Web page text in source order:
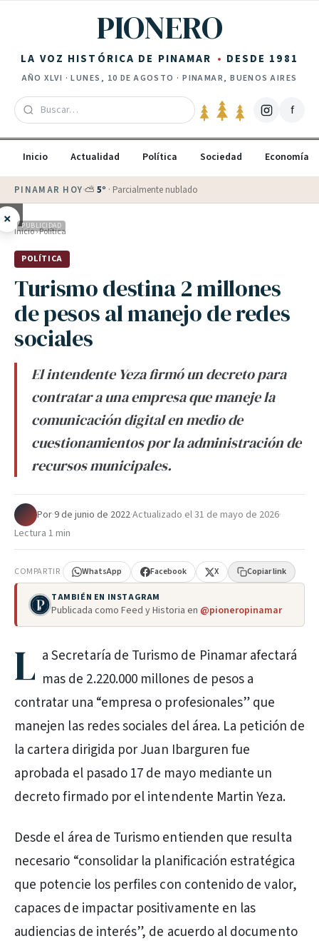
PIONERO
LA VOZ HISTÓRICA DE PINAMAR DESDE 1981
AÑOXLVI ·LUNES, 10 DE AGOSTO · PINAMAR, BUENOS AIRES
f
Inicio Actualidad Política Sociedad Economía
PINAMAR HOY·💵 Dólar blue$1525 · oficial $
× PUBLICIDAD
Inicio›Política
POLÍTICA
Turismo destina 2 millones
de pesos al manejo de redes
sociales
El intendente Yeza firmó un decreto para
contratar a una empresa que maneje la
comunicación digital en medio de
cuestionamientos por la administración de
recursos municipales.
Por·9 de junio de 2022·Actualizado el31 de mayo de 2026·
Lectura 1 min
COMPARTIR WhatsApp Facebook X Copiar link
TAMBIÉN EN INSTAGRAM
Publicada como Feed y Historia en @pioneropinamar
L a Secretaría de Turismo de Pinamar afectará
mas de 2.220.000 millones de pesos a
contratar una “empresa o profesionales” que
manejen las redes sociales del área. La petición de
la cartera dirigida por Juan Ibarguren fue
aprobada el pasado 17 de mayo mediante un
decreto firmado por el intendente Martin Yeza.
Desde el área de Turismo entienden que resulta
necesario “consolidar la planificación estratégica
que potencie los perfiles con contenido de valor,
capaces de impactar positivamente en las
audiencias de interés”, de acuerdo al documento